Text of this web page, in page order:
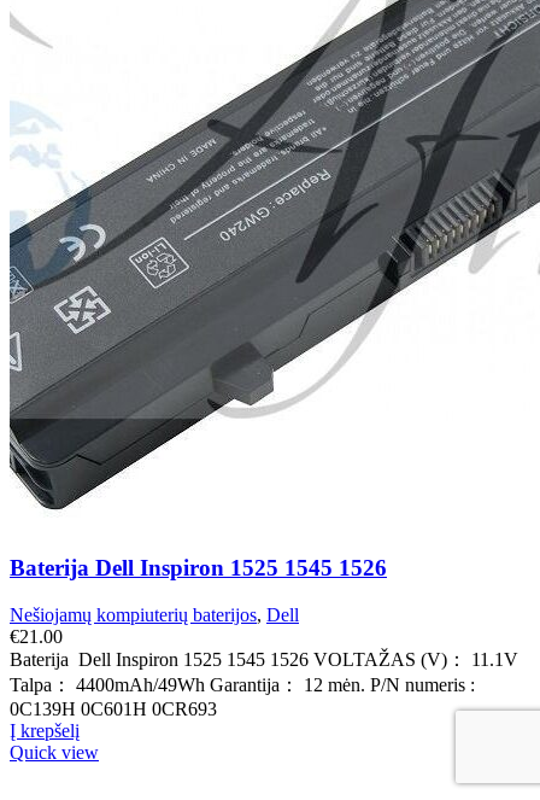
Baterija Dell Inspiron 1525 1545 1526
Nešiojamų kompiuterių baterijos, Dell
€21.00
Baterija Dell Inspiron 1525 1545 1526 VOLTAŽAS (V)： 11.1V
Talpa： 4400mAh/49Wh Garantija： 12 mėn. P/N numeris :
0C139H 0C601H 0CR693
Į krepšelį
Quick view